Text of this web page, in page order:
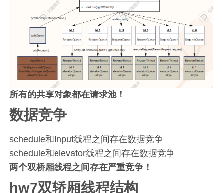
所有的共享对象都在请求池！
数据竞争
schedule和Input线程之间存在数据竞争
schedule和elevator线程之间存在数据竞争
两个双桥厢线程之间存在严重竞争！
hw7双轿厢线程结构